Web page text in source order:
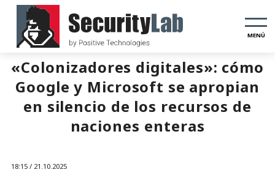
MENÚ
«Colonizadores digitales»: cómo
Google y Microsoft se apropian
en silencio de los recursos de
naciones enteras
18:15 / 21.10.2025